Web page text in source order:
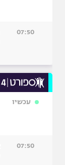
07:50
עכשיו
07:50